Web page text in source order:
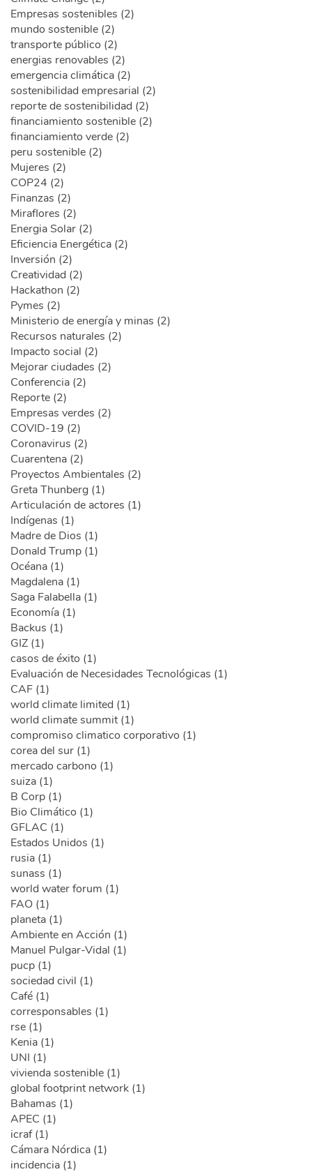
Empresas sostenibles (2)
mundo sostenible (2)
transporte público (2)
energias renovables (2)
emergencia climática (2)
sostenibilidad empresarial (2)
reporte de sostenibilidad (2)
financiamiento sostenible (2)
financiamiento verde (2)
peru sostenible (2)
Mujeres (2)
COP24 (2)
Finanzas (2)
Miraflores (2)
Energia Solar (2)
Eficiencia Energética (2)
Inversión (2)
Creatividad (2)
Hackathon (2)
Pymes (2)
Ministerio de energía y minas (2)
Recursos naturales (2)
Impacto social (2)
Mejorar ciudades (2)
Conferencia (2)
Reporte (2)
Empresas verdes (2)
COVID-19 (2)
Coronavirus (2)
Cuarentena (2)
Proyectos Ambientales (2)
Greta Thunberg (1)
Articulación de actores (1)
Indígenas (1)
Madre de Dios (1)
Donald Trump (1)
Océana (1)
Magdalena (1)
Saga Falabella (1)
Economía (1)
Backus (1)
GIZ (1)
casos de éxito (1)
Evaluación de Necesidades Tecnológicas (1)
CAF (1)
world climate limited (1)
world climate summit (1)
compromiso climatico corporativo (1)
corea del sur (1)
mercado carbono (1)
suiza (1)
B Corp (1)
Bio Climático (1)
GFLAC (1)
Estados Unidos (1)
rusia (1)
sunass (1)
world water forum (1)
FAO (1)
planeta (1)
Ambiente en Acción (1)
Manuel Pulgar-Vidal (1)
pucp (1)
sociedad civil (1)
Café (1)
corresponsables (1)
rse (1)
Kenia (1)
UNI (1)
vivienda sostenible (1)
global footprint network (1)
Bahamas (1)
APEC (1)
icraf (1)
Cámara Nórdica (1)
incidencia (1)